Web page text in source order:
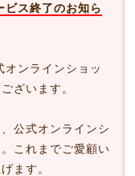
ビス終了のお知ら
ンラインショッ
ざいます。
公式オンラインシ
これまでご愛顧い
ます。